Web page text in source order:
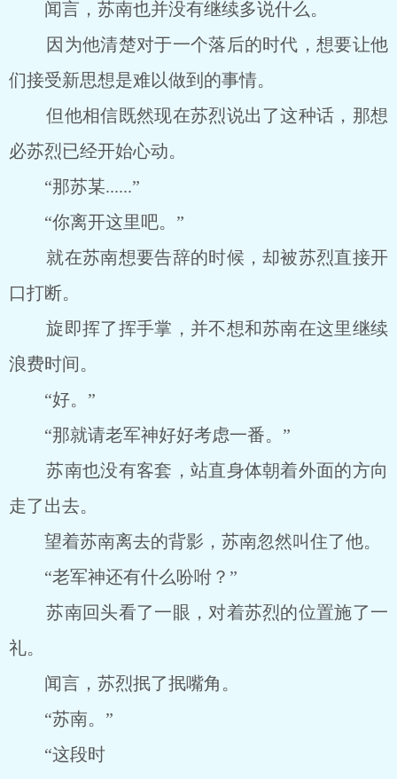
闻言，苏南也并没有继续多说什么。
因为他清楚对于一个落后的时代，想要让他
们接受新思想是难以做到的事情。
但他相信既然现在苏烈说出了这种话，那想
必苏烈已经开始心动。
“那苏某......”
“你离开这里吧。”
就在苏南想要告辞的时候，却被苏烈直接开
口打断。
旋即挥了挥手掌，并不想和苏南在这里继续
浪费时间。
“好。”
“那就请老军神好好考虑一番。”
苏南也没有客套，站直身体朝着外面的方向
走了出去。
望着苏南离去的背影，苏南忽然叫住了他。
“老军神还有什么吩咐？”
苏南回头看了一眼，对着苏烈的位置施了一
礼。
闻言，苏烈抿了抿嘴角。
“苏南。”
“这段时